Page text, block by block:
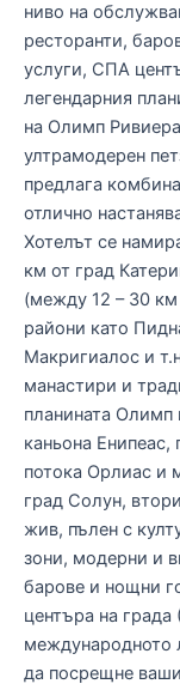
ниво на
ресторанти,
услуги, СПА
легендарния
на Олимп
ултрамодерен
предлага
отлично
Хотелът се
км от град
(между 12 – 30
райони като
Макригиалос и
манастири и
планината Олимп
каньона
потока Орлиас и
град Солун,
жив, пълен с
зони, модерни и
барове и нощни
центъра на
международното
да посрещне